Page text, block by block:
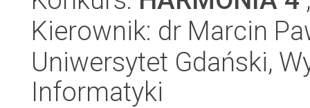
Kierownik: dr Marcin
Uniwersytet Gdański,
Informatyki